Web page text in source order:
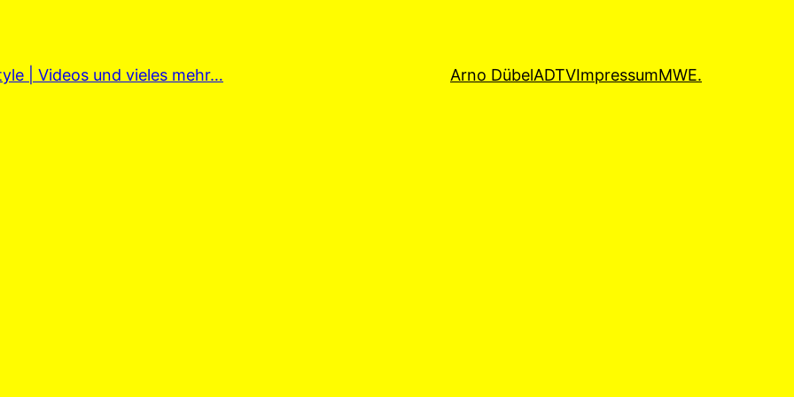
| Videos und vieles mehr… Arno DübelADTVImpressumMWE.